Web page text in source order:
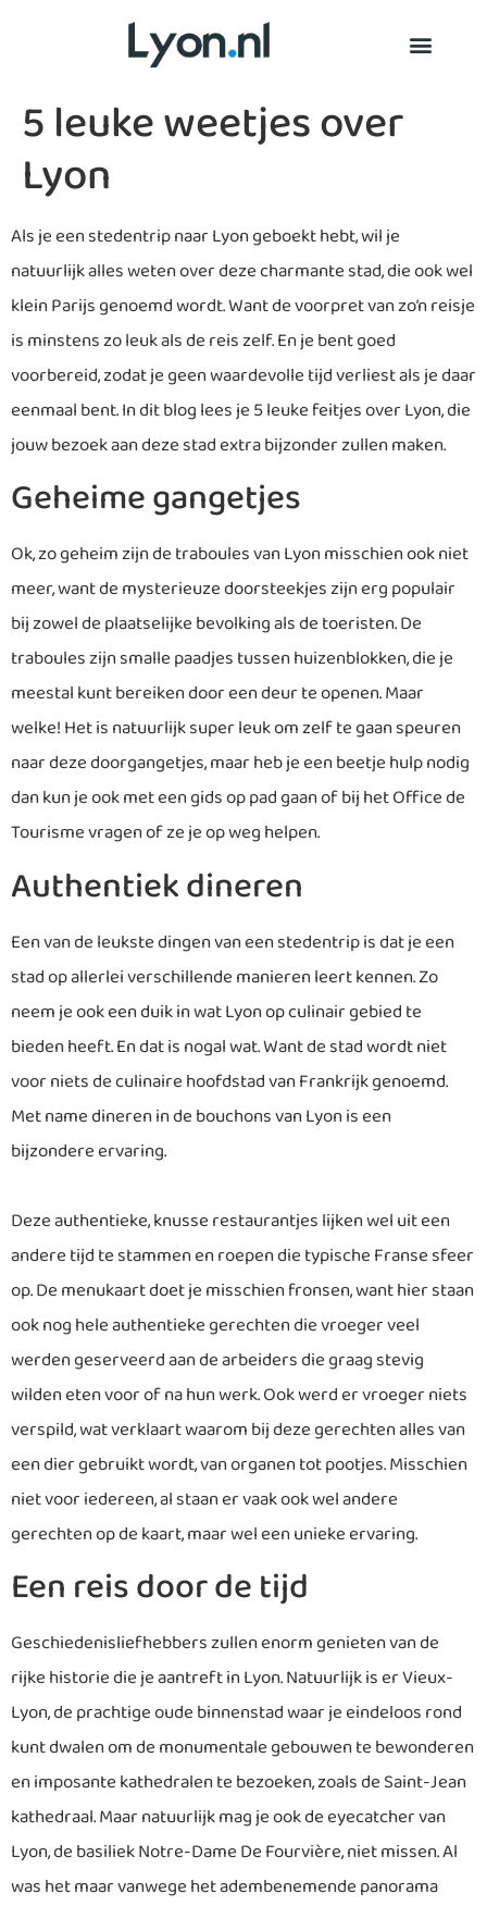
5 leuke weetjes over
Lyon
Als je een stedentrip naar Lyon geboekt hebt, wil je
natuurlijk alles weten over deze charmante stad, die ook wel
klein Parijs genoemd wordt. Want de voorpret van zo’n reisje
is minstens zo leuk als de reis zelf. En je bent goed
voorbereid, zodat je geen waardevolle tijd verliest als je daar
eenmaal bent. In dit blog lees je 5 leuke feitjes over Lyon, die
jouw bezoek aan deze stad extra bijzonder zullen maken.
Geheime gangetjes
Ok, zo geheim zijn de traboules van Lyon misschien ook niet
meer, want de mysterieuze doorsteekjes zijn erg populair
bij zowel de plaatselijke bevolking als de toeristen. De
traboules zijn smalle paadjes tussen huizenblokken, die je
meestal kunt bereiken door een deur te openen. Maar
welke! Het is natuurlijk super leuk om zelf te gaan speuren
naar deze doorgangetjes, maar heb je een beetje hulp nodig
dan kun je ook met een gids op pad gaan of bij het Office de
Tourisme vragen of ze je op weg helpen.
Authentiek dineren
Een van de leukste dingen van een stedentrip is dat je een
stad op allerlei verschillende manieren leert kennen. Zo
neem je ook een duik in wat Lyon op culinair gebied te
bieden heeft. En dat is nogal wat. Want de stad wordt niet
voor niets de culinaire hoofdstad van Frankrijk genoemd.
Met name dineren in de bouchons van Lyon is een
bijzondere ervaring.
Deze authentieke, knusse restaurantjes lijken wel uit een
andere tijd te stammen en roepen die typische Franse sfeer
op. De menukaart doet je misschien fronsen, want hier staan
ook nog hele authentieke gerechten die vroeger veel
werden geserveerd aan de arbeiders die graag stevig
wilden eten voor of na hun werk. Ook werd er vroeger niets
verspild, wat verklaart waarom bij deze gerechten alles van
een dier gebruikt wordt, van organen tot pootjes. Misschien
niet voor iedereen, al staan er vaak ook wel andere
gerechten op de kaart, maar wel een unieke ervaring.
Een reis door de tijd
Geschiedenisliefhebbers zullen enorm genieten van de
rijke historie die je aantreft in Lyon. Natuurlijk is er Vieux-
Lyon, de prachtige oude binnenstad waar je eindeloos rond
kunt dwalen om de monumentale gebouwen te bewonderen
en imposante kathedralen te bezoeken, zoals de Saint-Jean
kathedraal. Maar natuurlijk mag je ook de eyecatcher van
Lyon, de basiliek Notre-Dame De Fourvière, niet missen. Al
was het maar vanwege het adembenemende panorama